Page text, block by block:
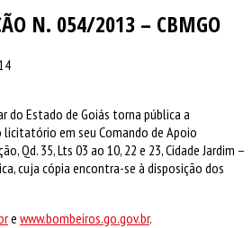
N. 054/2013 – CBMGO
do Estado de Goiás torna pública a
em seu Comando de Apoio
Qd. 35, Lts 03 ao 10, 22 e 23, Cidade Jardim –
cuja cópia encontra-se à disposição dos
e www.bombeiros.go.gov.br.